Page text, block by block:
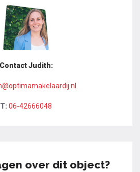
Contact Judith:
T: 06-42666048
over dit object?